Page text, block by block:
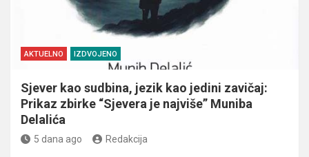
AKTUELNO IZDVOJENO
Sjever kao sudbina, jezik kao jedini zavičaj:
Prikaz zbirke “Sjevera je najviše” Muniba
Delalića
5 dana ago Redakcija